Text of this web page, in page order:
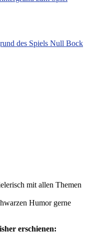
des Spiels Null Bock
mit allen Themen
Humor gerne
erschienen: